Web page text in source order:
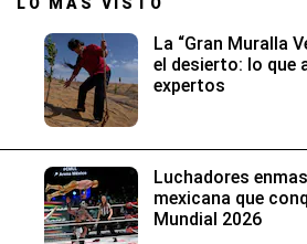
La “Gran Muralla
el desierto: lo que
expertos
Luchadores
mexicana que
Mundial 2026